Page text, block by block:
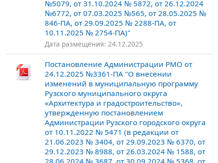
№5079, от 31.10.2024 № 5872, от 26.12.2024
№6772, от 07.03.2025 №565, от 28.05.2025 №
846-ПА, от 29.09.2025 № 2288-ПА, от
10.11.2025 № 2754-ПА)"
Дата размещения: 24.12.2025
Постановление Администрации РМО от
24.12.2025 №3361-ПА "О внесении
изменений в муниципальную программу
Рузского муниципального округа
«Архитектура и градостроительство»,
утвержденную постановлением
Администрации Рузского городского округа
от 10.11.2022 № 5471 (в редакции от
21.06.2023 № 3404, от 29.09.2023 № 6370, от
29.12.2023 № 8988, от 26.03.2024 № 1588, от